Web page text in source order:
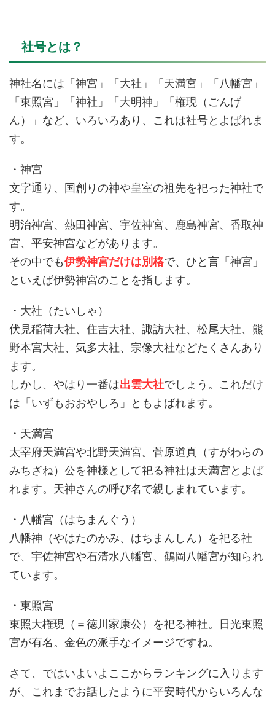
社号とは？
神社名には「神宮」「大社」「天満宮」「八幡宮」
「東照宮」「神社」「大明神」「権現（ごんげ
ん）」など、いろいろあり、これは社号とよばれま
す。
・神宮
文字通り、国創りの神や皇室の祖先を祀った神社で
す。
明治神宮、熱田神宮、宇佐神宮、鹿島神宮、香取神
宮、平安神宮などがあります。
その中でも伊勢神宮だけは別格で、ひと言「神宮」
といえば伊勢神宮のことを指します。
・大社（たいしゃ）
伏見稲荷大社、住吉大社、諏訪大社、松尾大社、熊
野本宮大社、気多大社、宗像大社などたくさんあり
ます。
しかし、やはり一番は出雲大社でしょう。これだけ
は「いずもおおやしろ」ともよばれます。
・天満宮
太宰府天満宮や北野天満宮。菅原道真（すがわらの
みちざね）公を神様として祀る神社は天満宮とよば
れます。天神さんの呼び名で親しまれています。
・八幡宮（はちまんぐう）
八幡神（やはたのかみ、はちまんしん）を祀る社
で、宇佐神宮や石清水八幡宮、鶴岡八幡宮が知られ
ています。
・東照宮
東照大権現（＝徳川家康公）を祀る神社。日光東照
宮が有名。金色の派手なイメージですね。
さて、ではいよいよここからランキングに入ります
が、これまでお話したように平安時代からいろんな